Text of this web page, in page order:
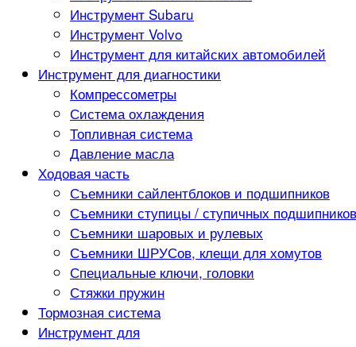
Инструмент Subaru
Инструмент Volvo
Инструмент для китайских автомобилей
Инструмент для диагностики
Компрессометры
Система охлаждения
Топливная система
Давление масла
Ходовая часть
Съемники сайлентблоков и подшипников
Съемники ступицы / ступичных подшипников
Съемники шаровых и рулевых
Съемники ШРУСов, клещи для хомутов
Специальные ключи, головки
Стяжки пружин
Тормозная система
Инструмент для